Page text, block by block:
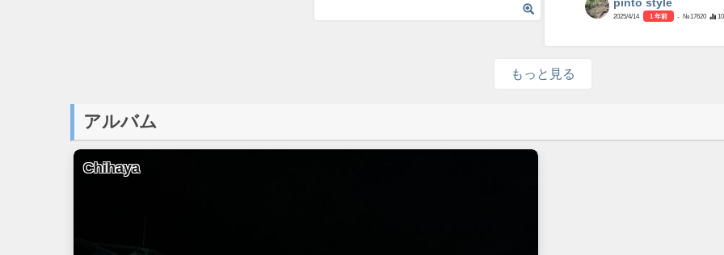
pinto style
2025/4/14 1 年前 - №17620
もっと見る
アルバム
Chihaya